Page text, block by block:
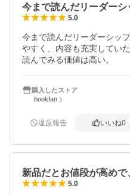
今まで読んだリーダー
5.0
今まで読んだリーダーシッ
やすく、内容も充実してい
読んでみる価値は高い。
購入したストア
bookfan
違反報告 いいね0
新品だとお値段が高め
5.0